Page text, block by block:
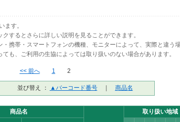
ます。
するとさらに詳しい説明を見ることができます。
携帯・スマートフォンの機種、モニターによって、実際と違う
ても、ご利用の生協によっては取り扱いのない場合があります。
<< 前へ 1 2
並び替え ： ▲バーコード番号｜ 商品名
商品名 取り扱い地域